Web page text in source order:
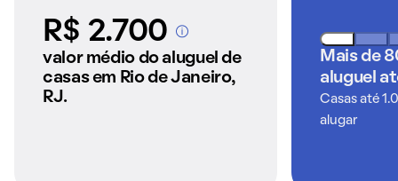
R$ 2.700A partir dos imóveis
anunciados pelo
QuintoAndar
valor médio do aluguel de
casas em Rio de Janeiro,
RJ.
Mais de
aluguel
Casas até
alugar